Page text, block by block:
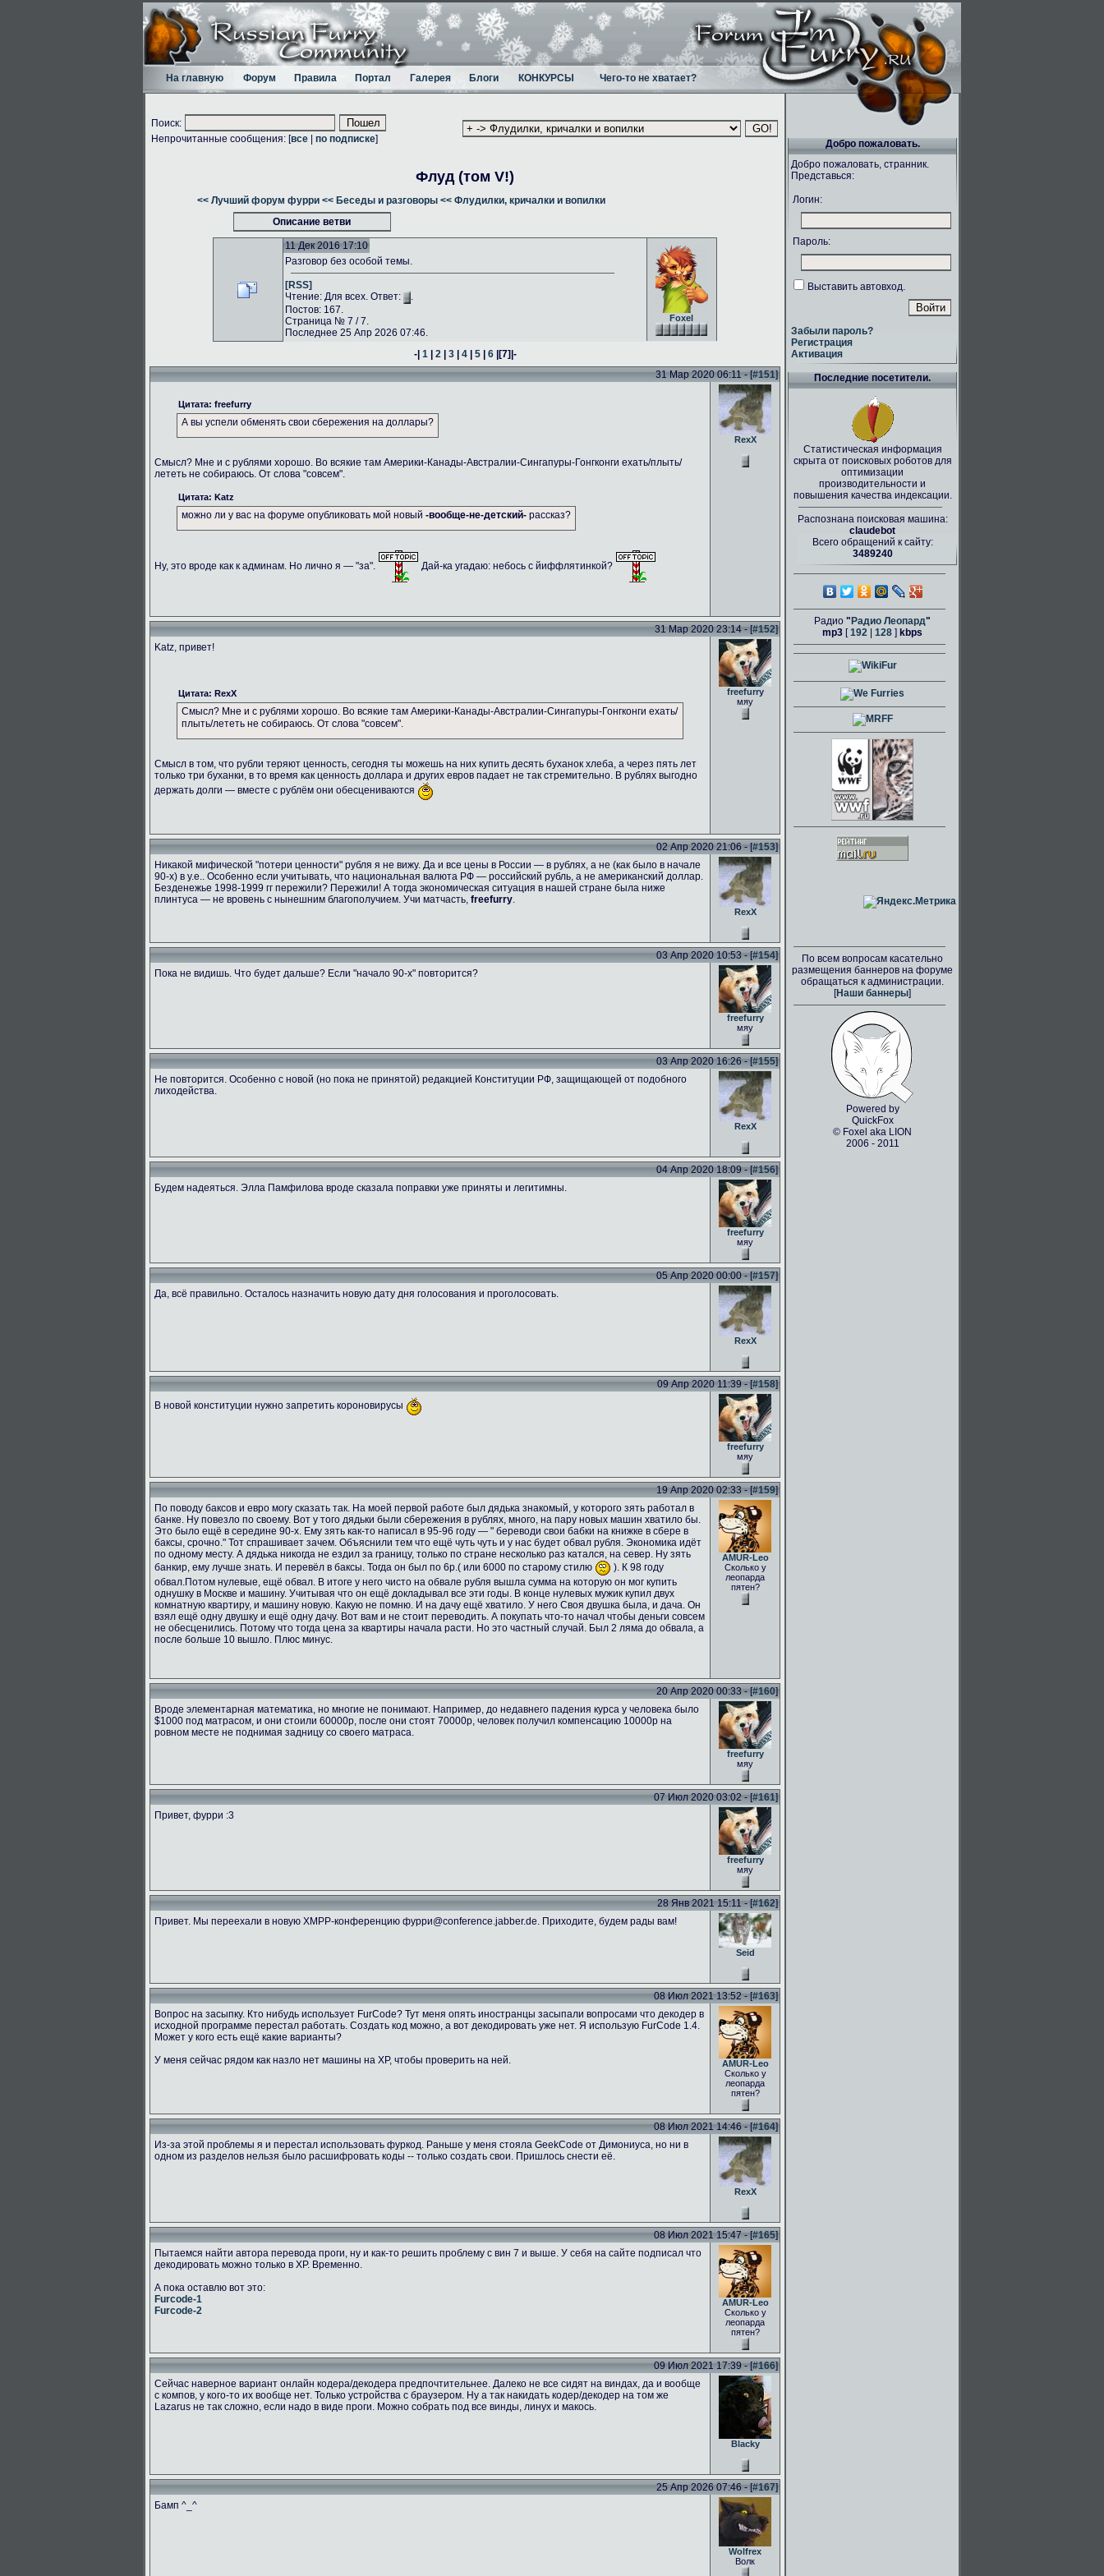
На главную Форум Правила Портал Галерея Блоги КОНКУРСЫ Чего-то не хватает?
Поиск:
Непрочитанные сообщения: [все по подписке]
Флуд (том V!)
<< Лучший форум фурри << Беседы и разговоры << Флудилки, кричалки и вопилки
Описание ветви
11 Дек 2016 17:10
Foxel
Разговор без особой темы.
[RSS]
Чтение: Для всех. Ответ:
.
Постов: 167.
Страница № 7 / 7.
Последнее 25 Апр 2026 07:46.
-| 1| 2| 3| 4| 5| 6|[7]|-
31 Мар 2020 06:11 - [#151]
Цитата: freefurry
А вы успели обменять свои сбережения на доллары?
Смысл? Мне и с рублями хорошо. Во всякие там Америки-Канады-Австралии-Сингапуры-Гонгконги ехать/плыть/
лететь не собираюсь. От слова "совсем".
Цитата: Katz
можно ли у вас на форуме опубликовать мой новый -вообще-не-детский- рассказ?
Ну, это вроде как к админам. Но лично я — "за". Дай-ка угадаю: небось с йиффлятинкой?
RexX
31 Мар 2020 23:14 - [#152]
Katz, привет!
Цитата: RexX
Смысл? Мне и с рублями хорошо. Во всякие там Америки-Канады-Австралии-Сингапуры-Гонгконги ехать/
плыть/лететь не собираюсь. От слова "совсем".
Смысл в том, что рубли теряют ценность, сегодня ты можешь на них купить десять буханок хлеба, а через пять лет
только три буханки, в то время как ценность доллара и других евров падает не так стремительно. В рублях выгодно
держать долги — вместе с рублём они обесцениваются
freefurry
мяу
02 Апр 2020 21:06 - [#153]
Никакой мифической "потери ценности" рубля я не вижу. Да и все цены в России — в рублях, а не (как было в начале
90-х) в у.е.. Особенно если учитывать, что национальная валюта РФ — российский рубль, а не американский доллар.
Безденежье 1998-1999 гг пережили? Пережили! А тогда экономическая ситуация в нашей стране была ниже
плинтуса — не вровень с нынешним благополучием. Учи матчасть, freefurry.
RexX
03 Апр 2020 10:53 - [#154]
Пока не видишь. Что будет дальше? Если "начало 90-х" повторится?
freefurry
мяу
03 Апр 2020 16:26 - [#155]
Не повторится. Особенно с новой (но пока не принятой) редакцией Конституции РФ, защищающей от подобного
лиходейства.
RexX
04 Апр 2020 18:09 - [#156]
Будем надеяться. Элла Памфилова вроде сказала поправки уже приняты и легитимны.
freefurry
мяу
05 Апр 2020 00:00 - [#157]
Да, всё правильно. Осталось назначить новую дату дня голосования и проголосовать.
RexX
09 Апр 2020 11:39 - [#158]
В новой конституции нужно запретить короновирусы
freefurry
мяу
19 Апр 2020 02:33 - [#159]
По поводу баксов и евро могу сказать так. На моей первой работе был дядька знакомый, у которого зять работал в
банке. Ну повезло по своему. Вот у того дядьки были сбережения в рублях, много, на пару новых машин хватило бы.
Это было ещё в середине 90-х. Ему зять как-то написал в 95-96 году — " береводи свои бабки на книжке в сбере в
баксы, срочно." Тот спрашивает зачем. Объяснили тем что ещё чуть чуть и у нас будет обвал рубля. Экономика идёт
по одному месту. А дядька никогда не ездил за границу, только по стране несколько раз катался, на север. Ну зять
банкир, ему лучше знать. И перевёл в баксы. Тогда он был по 6р.( или 6000 по старому стилю
). К 98 году
обвал.Потом нулевые, ещё обвал. В итоге у него чисто на обвале рубля вышла сумма на которую он мог купить
однушку в Москве и машину. Учитывая что он ещё докладывал все эти годы. В конце нулевых мужик купил двух
комнатную квартиру, и машину новую. Какую не помню. И на дачу ещё хватило. У него Своя двушка была, и дача. Он
взял ещё одну двушку и ещё одну дачу. Вот вам и не стоит переводить. А покупать что-то начал чтобы деньги совсем
не обесценились. Потому что тогда цена за квартиры начала расти. Но это частный случай. Был 2 ляма до обвала, а
после больше 10 вышло. Плюс минус.
AMUR-Leo
Сколько у
леопарда
пятен?
20 Апр 2020 00:33 - [#160]
Вроде элементарная математика, но многие не понимают. Например, до недавнего падения курса у человека было
$1000 под матрасом, и они стоили 60000р, после они стоят 70000р, человек получил компенсацию 10000р на
ровном месте не поднимая задницу со своего матраса.
freefurry
мяу
07 Июл 2020 03:02 - [#161]
Привет, фурри :3
freefurry
мяу
28 Янв 2021 15:11 - [#162]
Привет. Мы переехали в новую XMPP-конференцию фурри@conference.jabber.de. Приходите, будем рады вам!
Seid
08 Июл 2021 13:52 - [#163]
Вопрос на засыпку. Кто нибудь использует FurCode? Тут меня опять иностранцы засыпали вопросами что декодер в
исходной программе перестал работать. Создать код можно, а вот декодировать уже нет. Я использую FurCode 1.4.
Может у кого есть ещё какие варианты?
У меня сейчас рядом как назло нет машины на ХР, чтобы проверить на ней.
AMUR-Leo
Сколько у
леопарда
пятен?
08 Июл 2021 14:46 - [#164]
Из-за этой проблемы я и перестал использовать фуркод. Раньше у меня стояла GeekCode от Димониуса, но ни в
одном из разделов нельзя было расшифровать коды -- только создать свои. Пришлось снести её.
RexX
08 Июл 2021 15:47 - [#165]
Пытаемся найти автора перевода проги, ну и как-то решить проблему с вин 7 и выше. У себя на сайте подписал что
декодировать можно только в ХР. Временно.
А пока оставлю вот это:
Furcode-1
Furcode-2
AMUR-Leo
Сколько у
леопарда
пятен?
09 Июл 2021 17:39 - [#166]
Сейчас наверное вариант онлайн кодера/декодера предпочтительнее. Далеко не все сидят на виндах, да и вообще
с компов, у кого-то их вообще нет. Только устройства с браузером. Ну а так накидать кодер/декодер на том же
Lazarus не так сложно, если надо в виде проги. Можно собрать под все винды, линух и макось.
Blacky
25 Апр 2026 07:46 - [#167]
Бамп ^_^
Wolfrex
Волк
Добро пожаловать.
Добро пожаловать, странник.
Представься:
Логин:
Пароль:
Выставить автовход.
Забыли пароль?
Регистрация
Активация
Последние посетители.
Статистическая информация
скрыта от поисковых роботов для
оптимизации
производительности и
повышения качества индексации.
Распознана поисковая машина:
claudebot
Всего обращений к сайту:
3489240
Радио " Радио Леопард"
mp3 [192 128 ] kbps
По всем вопросам касательно
размещения баннеров на форуме
обращаться к администрации.
[Наши баннеры]
Powered by
QuickFox
© Foxel aka LION
2006 - 2011